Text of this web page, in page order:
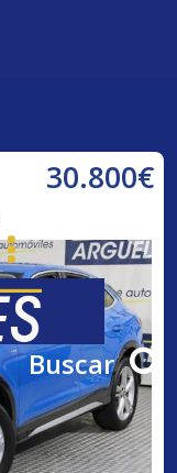
Buscar
30.800€